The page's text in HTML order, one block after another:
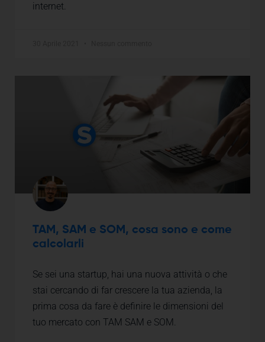
internet.
TAM, SAM e SOM, cosa sono e come
calcolarli
Se sei una startup, hai una nuova attività o che
stai cercando di far crescere la tua azienda, la
prima cosa da fare è definire le dimensioni del
tuo mercato con TAM SAM e SOM.